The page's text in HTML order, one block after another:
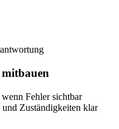
Fehler sichtbar
Zuständigkeiten klar